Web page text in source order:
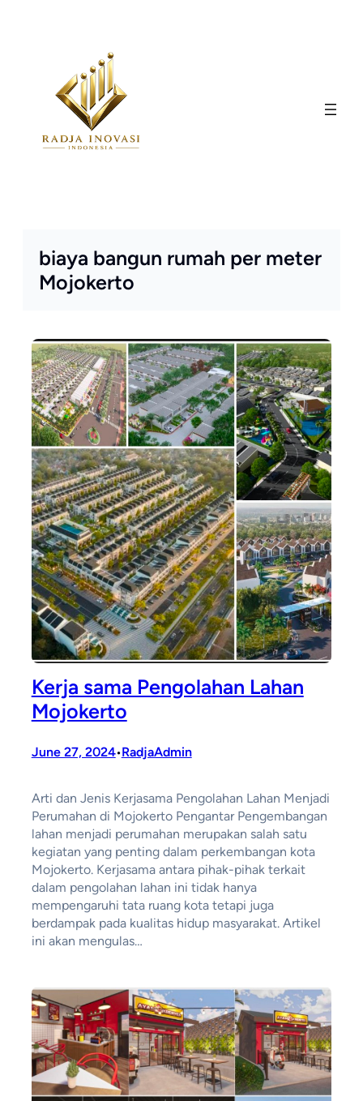
biaya bangun rumah per meter
Mojokerto
Kerja sama Pengolahan Lahan
Mojokerto
June 27, 2024•RadjaAdmin
Arti dan Jenis Kerjasama Pengolahan Lahan Menjadi
Perumahan di Mojokerto Pengantar Pengembangan
lahan menjadi perumahan merupakan salah satu
kegiatan yang penting dalam perkembangan kota
Mojokerto. Kerjasama antara pihak-pihak terkait
dalam pengolahan lahan ini tidak hanya
mempengaruhi tata ruang kota tetapi juga
berdampak pada kualitas hidup masyarakat. Artikel
ini akan mengulas…